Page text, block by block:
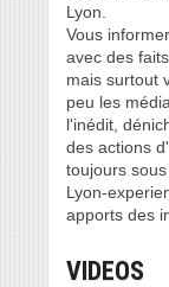
Lyon.
Vous
avec des
mais surtout
peu les
l'inédit,
des actions
toujours
Lyon-
apports des
VIDEOS